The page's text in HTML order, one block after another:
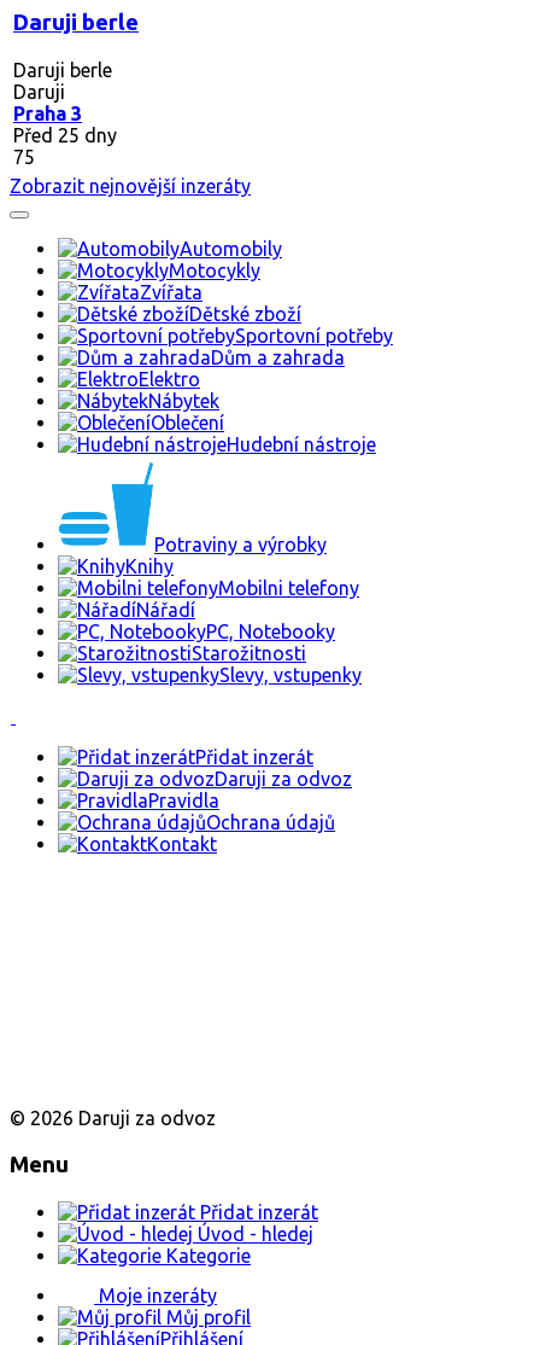
Daruji berle
Daruji berle
Daruji
Praha 3
Před 25 dny
75
Zobrazit nejnovější inzeráty
Automobily
Motocykly
Zvířata
Dětské zboží
Sportovní potřeby
Dům a zahrada
Elektro
Nábytek
Oblečení
Hudební nástroje
Potraviny a výrobky
Knihy
Mobilni telefony
Nářadí
PC, Notebooky
Starožitnosti
Slevy, vstupenky
Přidat inzerát
Daruji za odvoz
Pravidla
Ochrana údajů
Kontakt
© 2026 Daruji za odvoz
Menu
Přidat inzerát
Úvod - hledej
Kategorie
Moje inzeráty
Můj profil
Přihlášení